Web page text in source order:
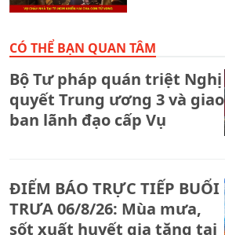
CÓ THỂ BẠN QUAN TÂM
Bộ Tư pháp quán triệt Nghị
quyết Trung ương 3 và giao
ban lãnh đạo cấp Vụ
ĐIỂM BÁO TRỰC TIẾP BUỔI
TRƯA 06/8/26: Mùa mưa,
sốt xuất huyết gia tăng tại